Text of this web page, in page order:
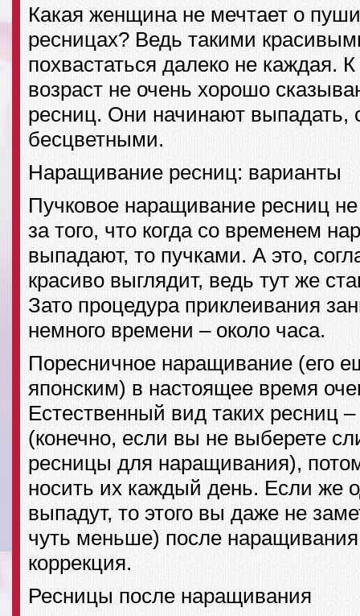
Какая женщина не мечтает о
ресницах? Ведь такими
похвастаться далеко не каждая.
возраст не очень хорошо
ресниц. Они начинают выпадать,
бесцветными.
Наращивание ресниц: варианты
Пучковое наращивание ресниц не
за того, что когда со временем
выпадают, то пучками. А это,
красиво выглядит, ведь тут же
Зато процедура приклеивания
немного времени – около часа.
Поресничное наращивание (его
японским) в настоящее время
Естественный вид таких ресниц
(конечно, если вы не выберете
ресницы для наращивания),
носить их каждый день. Если же
выпадут, то этого вы даже не
чуть меньше) после
коррекция.
Ресницы после наращивания